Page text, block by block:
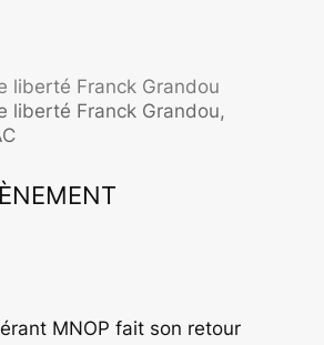
liberté Franck Grandou
liberté Franck Grandou,
MNOP fait son retour